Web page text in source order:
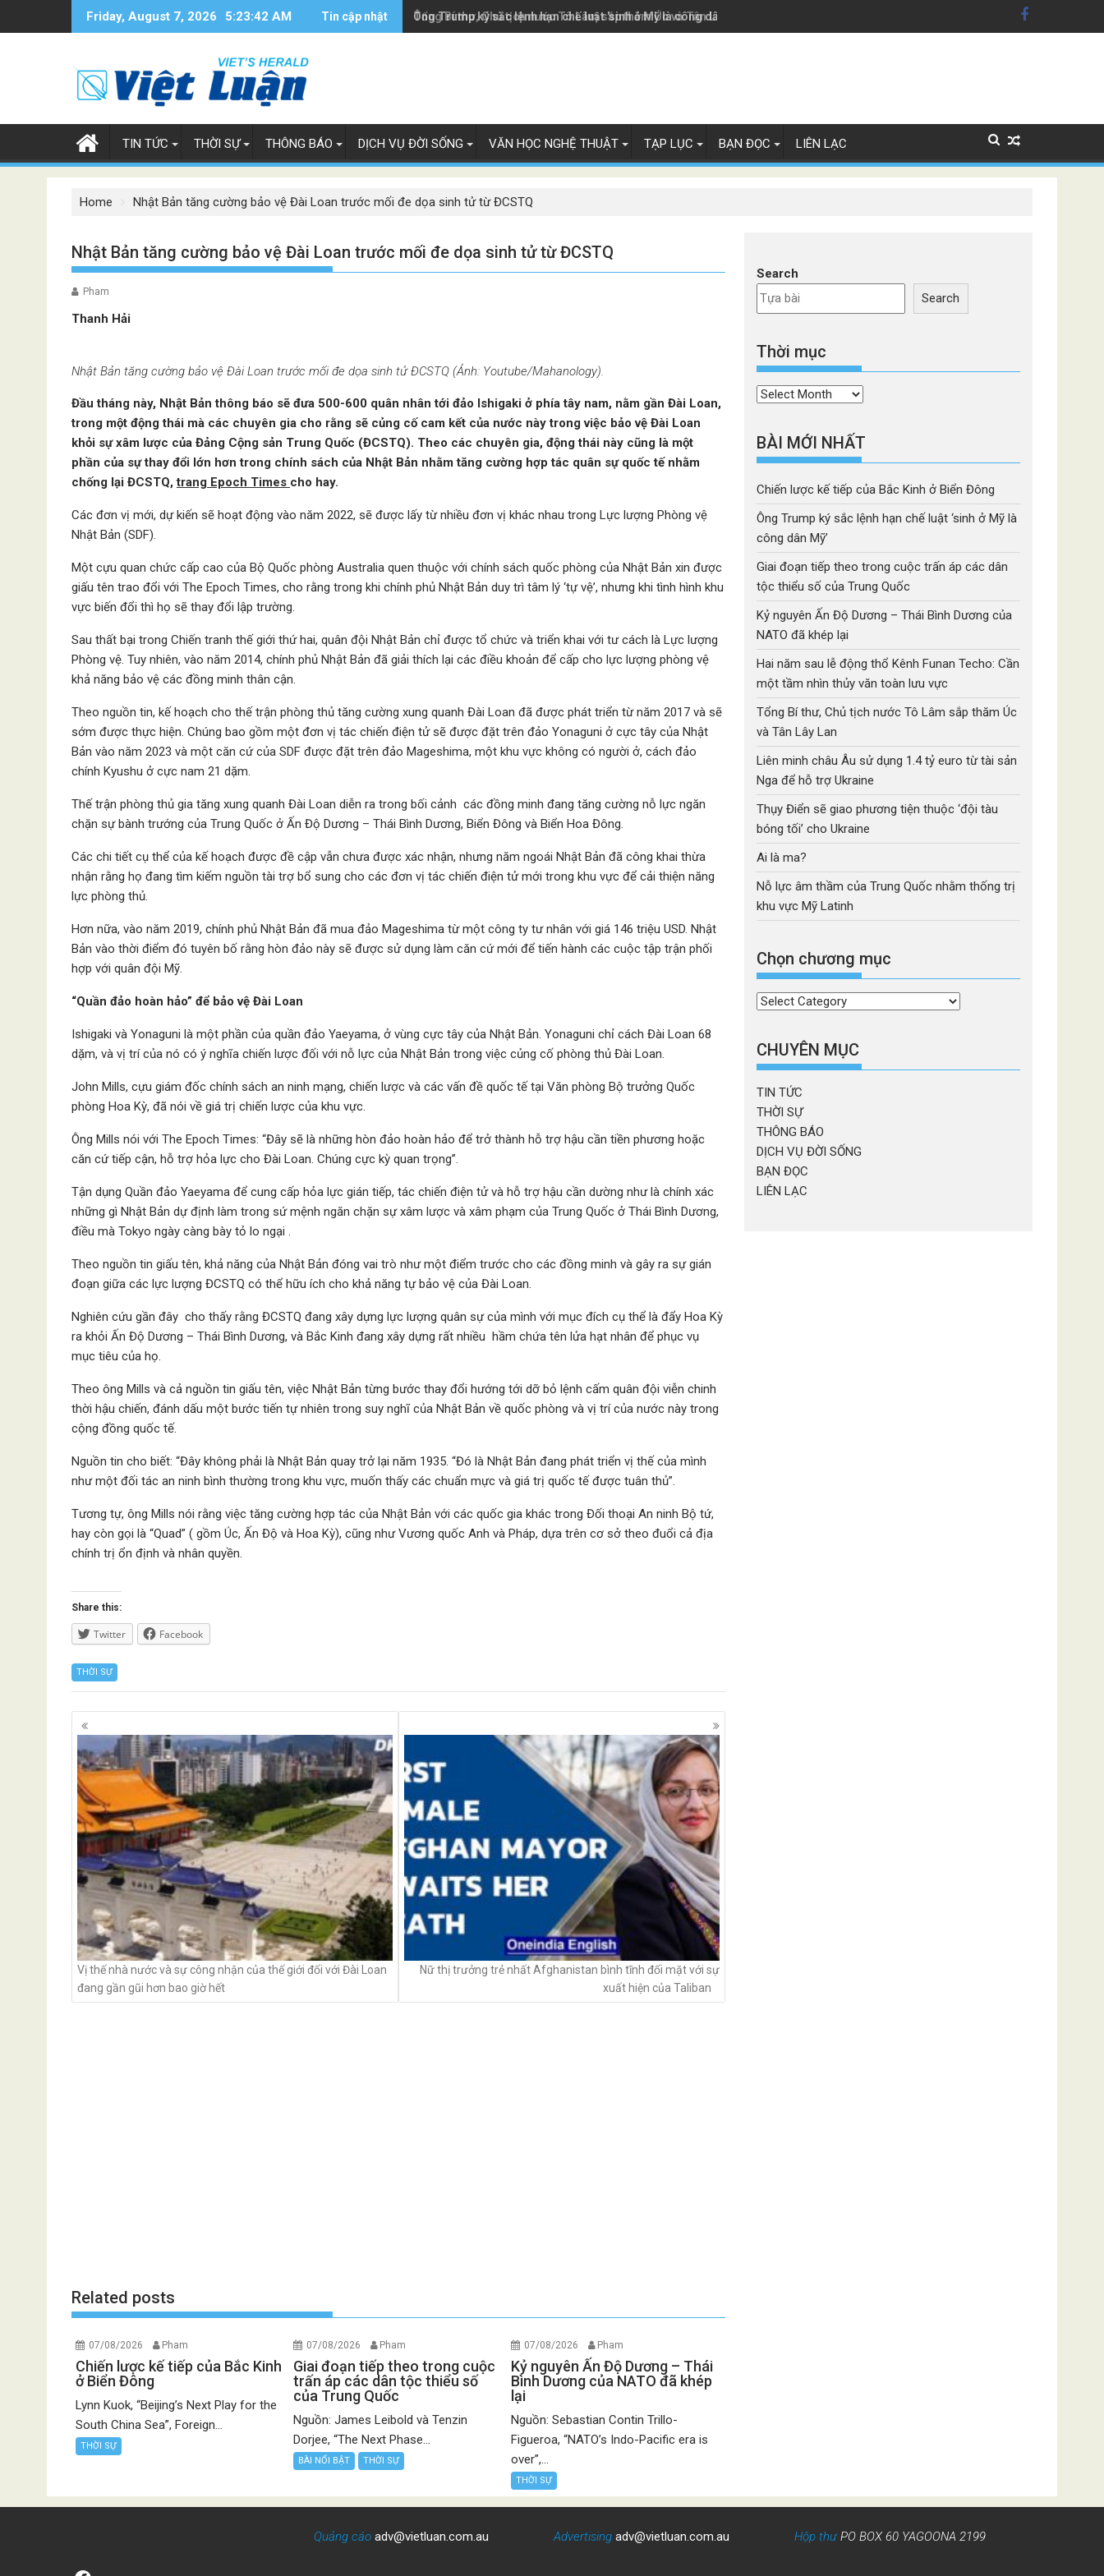
Friday, August 7, 2026 5:23:43 AM Tin cập nhật Ông Trump ký sắc lệnh hạn chế luật 'sinh ở Mỹ là công dân Mỹ'
Tổng Bí thư, Chủ tịch nước Tô Lâm sắp thăm Úc và Tân Lây Lan
TIN TỨC THỜI SỰ THÔNG BÁO DỊCH VỤ ĐỜI SỐNG VĂN HỌC NGHỆ THUẬT TẠP LỤC BẠN ĐỌC LIÊN LẠC
Home Nhật Bản tăng cường bảo vệ Đài Loan trước mối đe dọa sinh tử từ ĐCSTQ
Nhật Bản tăng cường bảo vệ Đài Loan trước mối đe dọa sinh tử từ ĐCSTQ
Pham
Thanh Hải
Nhật Bản tăng cường bảo vệ Đài Loan trước mối đe dọa sinh tử ĐCSTQ (Ảnh: Youtube/Mahanology).
Đầu tháng này, Nhật Bản thông báo sẽ đưa 500-600 quân nhân tới đảo Ishigaki ở phía tây nam, nằm gần Đài Loan,
trong một động thái mà các chuyên gia cho rằng sẽ củng cố cam kết của nước này trong việc bảo vệ Đài Loan
khỏi sự xâm lược của Đảng Cộng sản Trung Quốc (ĐCSTQ). Theo các chuyên gia, động thái này cũng là một
phần của sự thay đổi lớn hơn trong chính sách của Nhật Bản nhằm tăng cường hợp tác quân sự quốc tế nhằm
chống lại ĐCSTQ,trang Epoch Times cho hay.
Các đơn vị mới, dự kiến ​​sẽ hoạt động vào năm 2022, sẽ được lấy từ nhiều đơn vị khác nhau trong Lực lượng Phòng vệ
Nhật Bản (SDF).
Một cựu quan chức cấp cao của Bộ Quốc phòng Australia quen thuộc với chính sách quốc phòng của Nhật Bản xin được
giấu tên trao đổi với The Epoch Times, cho rằng trong khi chính phủ Nhật Bản duy trì tâm lý ‘tự vệ’, nhưng khi tình hình khu
vực biến đổi thì họ sẽ thay đổi lập trường.
Sau thất bại trong Chiến tranh thế giới thứ hai, quân đội Nhật Bản chỉ được tổ chức và triển khai với tư cách là Lực lượng
Phòng vệ. Tuy nhiên, vào năm 2014, chính phủ Nhật Bản đã giải thích lại các điều khoản để cấp cho lực lượng phòng vệ
khả năng bảo vệ các đồng minh thân cận.
Theo nguồn tin, kế hoạch cho thế trận phòng thủ tăng cường xung quanh Đài Loan đã được phát triển từ năm 2017 và sẽ
sớm được thực hiện. Chúng bao gồm một đơn vị tác chiến điện tử sẽ được đặt trên đảo Yonaguni ở cực tây của Nhật
Bản vào năm 2023 và một căn cứ của SDF được đặt trên đảo Mageshima, một khu vực không có người ở, cách đảo
chính Kyushu ở cực nam 21 dặm.
Thế trận phòng thủ gia tăng xung quanh Đài Loan diễn ra trong bối cảnh các đồng minh đang tăng cường nỗ lực ngăn
chặn sự bành trướng của Trung Quốc ở Ấn Độ Dương – Thái Bình Dương, Biển Đông và Biển Hoa Đông.
Các chi tiết cụ thể của kế hoạch được đề cập vẫn chưa được xác nhận, nhưng năm ngoái Nhật Bản đã công khai thừa
nhận rằng họ đang tìm kiếm nguồn tài trợ bổ sung cho các đơn vị tác chiến điện tử mới trong khu vực để cải thiện năng
lực phòng thủ.
Hơn nữa, vào năm 2019, chính phủ Nhật Bản đã mua đảo Mageshima từ một công ty tư nhân với giá 146 triệu USD. Nhật
Bản vào thời điểm đó tuyên bố rằng hòn đảo này sẽ được sử dụng làm căn cứ mới để tiến hành các cuộc tập trận phối
hợp với quân đội Mỹ.
“Quần đảo hoàn hảo” để bảo vệ Đài Loan
Ishigaki và Yonaguni là một phần của quần đảo Yaeyama, ở vùng cực tây của Nhật Bản. Yonaguni chỉ cách Đài Loan 68
dặm, và vị trí của nó có ý nghĩa chiến lược đối với nỗ lực của Nhật Bản trong việc củng cố phòng thủ Đài Loan.
John Mills, cựu giám đốc chính sách an ninh mạng, chiến lược và các vấn đề quốc tế tại Văn phòng Bộ trưởng Quốc
phòng Hoa Kỳ, đã nói về giá trị chiến lược của khu vực.
Ông Mills nói với The Epoch Times: “Đây sẽ là những hòn đảo hoàn hảo để trở thành hỗ trợ hậu cần tiền phương hoặc
căn cứ tiếp cận, hỗ trợ hỏa lực cho Đài Loan. Chúng cực kỳ quan trọng”.
Tận dụng Quần đảo Yaeyama để cung cấp hỏa lực gián tiếp, tác chiến điện tử và hỗ trợ hậu cần dường như là chính xác
những gì Nhật Bản dự định làm trong sứ mệnh ngăn chặn sự xâm lược và xâm phạm của Trung Quốc ở Thái Bình Dương,
điều mà Tokyo ngày càng bày tỏ lo ngại .
Theo nguồn tin giấu tên, khả năng của Nhật Bản đóng vai trò như một điểm trước cho các đồng minh và gây ra sự gián
đoạn giữa các lực lượng ĐCSTQ có thể hữu ích cho khả năng tự bảo vệ của Đài Loan.
Nghiên cứu gần đây cho thấy rằng ĐCSTQ đang xây dựng lực lượng quân sự của mình với mục đích cụ thể là đẩy Hoa Kỳ
ra khỏi Ấn Độ Dương – Thái Bình Dương, và Bắc Kinh đang xây dựng rất nhiều hầm chứa tên lửa hạt nhân để phục vụ
mục tiêu của họ.
Theo ông Mills và cả nguồn tin giấu tên, việc Nhật Bản từng bước thay đổi hướng tới dỡ bỏ lệnh cấm quân đội viễn chinh
thời hậu chiến, đánh dấu một bước tiến tự nhiên trong suy nghĩ của Nhật Bản về quốc phòng và vị trí của nước này trong
cộng đồng quốc tế.
Nguồn tin cho biết: “Đây không phải là Nhật Bản quay trở lại năm 1935. “Đó là Nhật Bản đang phát triển vị thế của mình
như một đối tác an ninh bình thường trong khu vực, muốn thấy các chuẩn mực và giá trị quốc tế được tuân thủ”.
Tương tự, ông Mills nói rằng việc tăng cường hợp tác của Nhật Bản với các quốc gia khác trong Đối thoại An ninh Bộ tứ,
hay còn gọi là “Quad” ( gồm Úc, Ấn Độ và Hoa Kỳ), cũng như Vương quốc Anh và Pháp, dựa trên cơ sở theo đuổi cả địa
chính trị ổn định và nhân quyền.
Share this:
Twitter Facebook
THỜI SỰ
Posts
navigation
Vị thế nhà nước và sự công nhận của thế giới đối với Đài Loan
đang gần gũi hơn bao giờ hết
Nữ thị trưởng trẻ nhất Afghanistan bình tĩnh đối mặt với sự
xuất hiện của Taliban
Related posts
07/08/2026 Pham
Chiến lược kế tiếp của Bắc Kinh
ở Biển Đông
Lynn Kuok, “Beijing’s Next Play for the
South China Sea”, Foreign...
THỜI SỰ
07/08/2026 Pham
Giai đoạn tiếp theo trong cuộc
trấn áp các dân tộc thiểu số
của Trung Quốc
Nguồn: James Leibold và Tenzin
Dorjee, “The Next Phase...
BÀI NỔI BẬT THỜI SỰ
07/08/2026 Pham
Kỷ nguyên Ấn Độ Dương – Thái
Bình Dương của NATO đã khép
lại
Nguồn: Sebastian Contin Trillo-
Figueroa, “NATO’s Indo-Pacific era is
over”,...
THỜI SỰ
Search
Search
Thời mục
Thời
BÀI MỚI NHẤT
Chiến lược kế tiếp của Bắc Kinh ở Biển Đông
Ông Trump ký sắc lệnh hạn chế luật ‘sinh ở Mỹ là
công dân Mỹ’
Giai đoạn tiếp theo trong cuộc trấn áp các dân
tộc thiểu số của Trung Quốc
Kỷ nguyên Ấn Độ Dương – Thái Bình Dương của
NATO đã khép lại
Hai năm sau lễ động thổ Kênh Funan Techo: Cần
một tầm nhìn thủy văn toàn lưu vực
Tổng Bí thư, Chủ tịch nước Tô Lâm sắp thăm Úc
và Tân Lây Lan
Liên minh châu Âu sử dụng 1.4 tỷ euro từ tài sản
Nga để hỗ trợ Ukraine
Thụy Điển sẽ giao phương tiện thuộc ‘đội tàu
bóng tối’ cho Ukraine
Ai là ma?
Nỗ lực âm thầm của Trung Quốc nhằm thống trị
khu vực Mỹ Latinh
Chọn chương mục
Chọn
mục
CHUYÊN MỤC
TIN TỨC
THỜI SỰ
THÔNG BÁO
DỊCH VỤ ĐỜI SỐNG
BẠN ĐỌC
LIÊN LẠC
Quảng cáoadv@vietluan.com.au Advertising adv@vietluan.com.au Hộp thưPO BOX 60 YAGOONA 2199